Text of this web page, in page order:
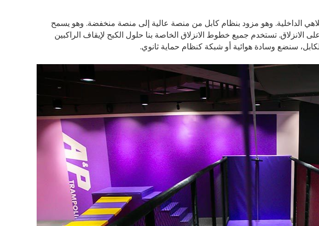
الداخلية. وهو مزود بنظام كابل من منصة عالية إلى منصة منخفضة. وهو يسمح
الانزلاق. تستخدم جميع خطوط الانزلاق الخاصة بنا حلول الكبح لإيقاف الراكبين
سنضع وسادة هوائية أو شبكة كنظام حماية ثانوي.